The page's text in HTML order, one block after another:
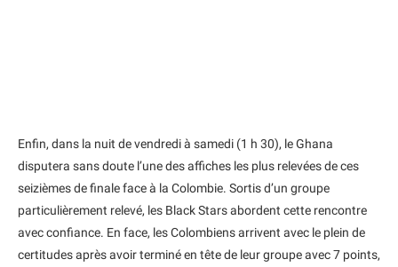
Enfin, dans la nuit de vendredi à samedi (1 h 30), le Ghana
disputera sans doute l’une des affiches les plus relevées de ces
seizièmes de finale face à la Colombie. Sortis d’un groupe
particulièrement relevé, les Black Stars abordent cette rencontre
avec confiance. En face, les Colombiens arrivent avec le plein de
certitudes après avoir terminé en tête de leur groupe avec 7 points,